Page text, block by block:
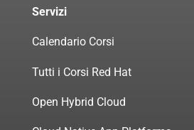
Servizi
Calendario Corsi
Tutti i Corsi Red Hat
Open Hybrid Cloud